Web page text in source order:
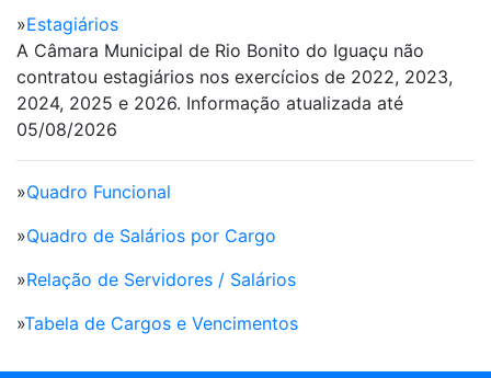
»Estagiários
A Câmara Municipal de Rio Bonito do Iguaçu não
contratou estagiários nos exercícios de 2022, 2023,
2024, 2025 e 2026. Informação atualizada até
05/08/2026
»Quadro Funcional
»Quadro de Salários por Cargo
»Relação de Servidores / Salários
»Tabela de Cargos e Vencimentos